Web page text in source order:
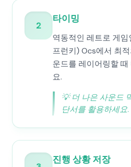
2
타이밍
역동적인 레트로 게
프런키) Ocs에서 최
운드를 레이어링할
요.
💡더 나은 사운드
단서를 활용하세요.
진행 상황 저장